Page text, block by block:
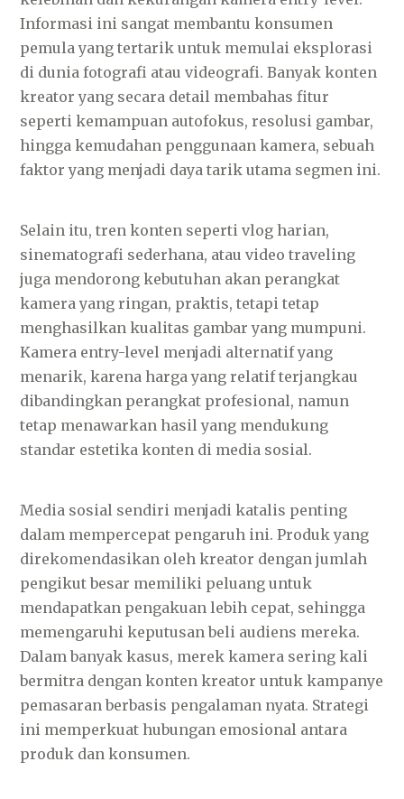
Informasi ini sangat membantu konsumen
pemula yang tertarik untuk memulai eksplorasi
di dunia fotografi atau videografi. Banyak konten
kreator yang secara detail membahas fitur
seperti kemampuan autofokus, resolusi gambar,
hingga kemudahan penggunaan kamera, sebuah
faktor yang menjadi daya tarik utama segmen ini.
Selain itu, tren konten seperti vlog harian,
sinematografi sederhana, atau video traveling
juga mendorong kebutuhan akan perangkat
kamera yang ringan, praktis, tetapi tetap
menghasilkan kualitas gambar yang mumpuni.
Kamera entry-level menjadi alternatif yang
menarik, karena harga yang relatif terjangkau
dibandingkan perangkat profesional, namun
tetap menawarkan hasil yang mendukung
standar estetika konten di media sosial.
Media sosial sendiri menjadi katalis penting
dalam mempercepat pengaruh ini. Produk yang
direkomendasikan oleh kreator dengan jumlah
pengikut besar memiliki peluang untuk
mendapatkan pengakuan lebih cepat, sehingga
memengaruhi keputusan beli audiens mereka.
Dalam banyak kasus, merek kamera sering kali
bermitra dengan konten kreator untuk kampanye
pemasaran berbasis pengalaman nyata. Strategi
ini memperkuat hubungan emosional antara
produk dan konsumen.